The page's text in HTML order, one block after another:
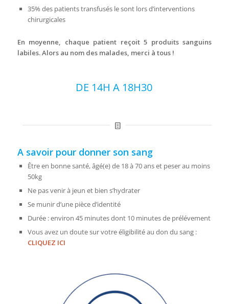
35% des patients transfusés le sont lors d’interventions
chirurgicales
En moyenne, chaque patient reçoit 5 produits sanguins
labiles. Alors au nom des malades, merci à tous !
DE 14H A 18H30
A savoir pour donner son sang
Être en bonne santé, âgé(e) de 18 à 70 ans et peser au moins
50kg
Ne pas venir à jeun et bien s’hydrater
Se munir d’une pièce d’identité
Durée : environ 45 minutes dont 10 minutes de prélévement
Vous avez un doute sur votre éligibilité au don du sang :
CLIQUEZ ICI